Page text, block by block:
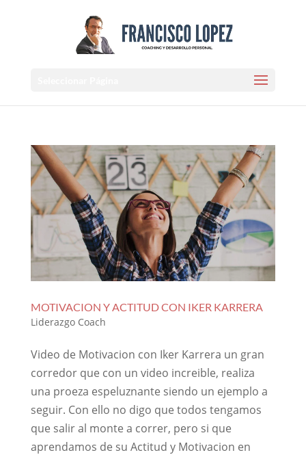
MOTIVACION Y ACTITUD CON IKER KARRERA
Liderazgo Coach
Video de Motivacion con Iker Karrera un gran
corredor que con un video increible, realiza
una proeza espeluznante siendo un ejemplo a
seguir. Con ello no digo que todos tengamos
que salir al monte a correr, pero si que
aprendamos de su Actitud y Motivacion en